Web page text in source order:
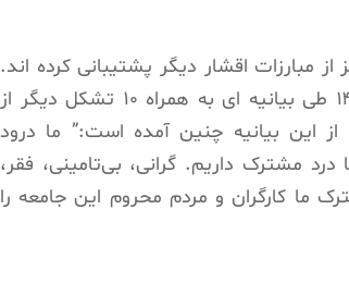
مبارزات اقشار دیگر پشتیبانی کرده اند.
شورای هماهنگی اعتراضات پرستاران در روز هفتم خرداد ۱۴۰۴ طی بیانیه ای به همراه ۱۰ تشکل دیگر از
از این بیانیه چنین آمده است:” ما درود
مشترک داریم. گرانی، بی‌تامینی، فقر،
ما کارگران و مردم محروم این جامعه را